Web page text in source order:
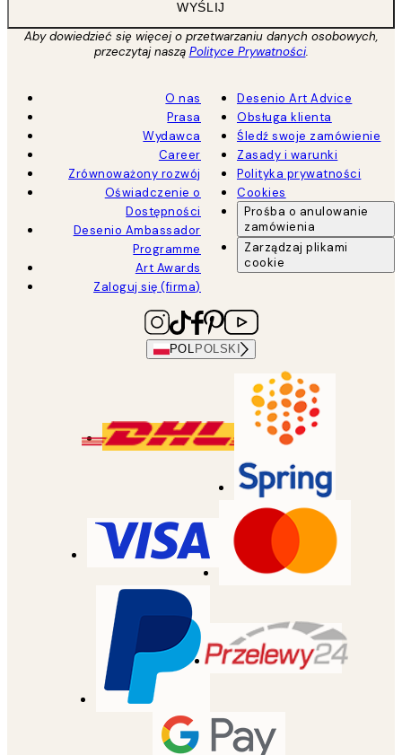
WYŚLIJ
Aby dowiedzieć się więcej o przetwarzaniu danych osobowych,
przeczytaj naszą Polityce Prywatności.
O nas
Prasa
Wydawca
Career
Zrównoważony rozwój
Oświadczenie o
Dostępności
Desenio Ambassador
Programme
Art Awards
Zaloguj się (firma)
Desenio Art Advice
Obsługa klienta
Śledź swoje zamówienie
Zasady i warunki
Polityka prywatności
Cookies
Prośba o anulowanie
zamówienia
Zarządzaj plikami
cookie
POL POLSKI